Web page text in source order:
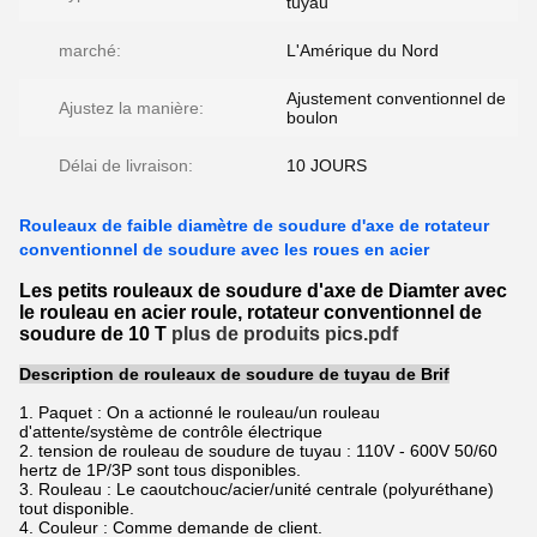
marché: L'Amérique du Nord
Ajustez la manière:
Ajustement conventionnel de
boulon
Délai de livraison: 10 JOURS
Rouleaux de faible diamètre de soudure d'axe de rotateur
conventionnel de soudure avec les roues en acier
Les petits rouleaux de soudure d'axe de Diamter avec
le rouleau en acier roule, rotateur conventionnel de
soudure de 10 T plus de produits pics.pdf
Description de rouleaux de soudure de tuyau de Brif
1. Paquet : On a actionné le rouleau/un rouleau
d'attente/système de contrôle électrique
2. tension de rouleau de soudure de tuyau : 110V - 600V 50/60
hertz de 1P/3P sont tous disponibles.
3. Rouleau : Le caoutchouc/acier/unité centrale (polyuréthane)
tout disponible.
4. Couleur : Comme demande de client.